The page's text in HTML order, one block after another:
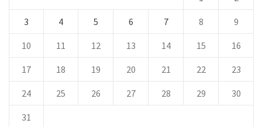
3 4 5 6 7 8 9
10 11 12 13 14 15 16
17 18 19 20 21 22 23
24 25 26 27 28 29 30
31